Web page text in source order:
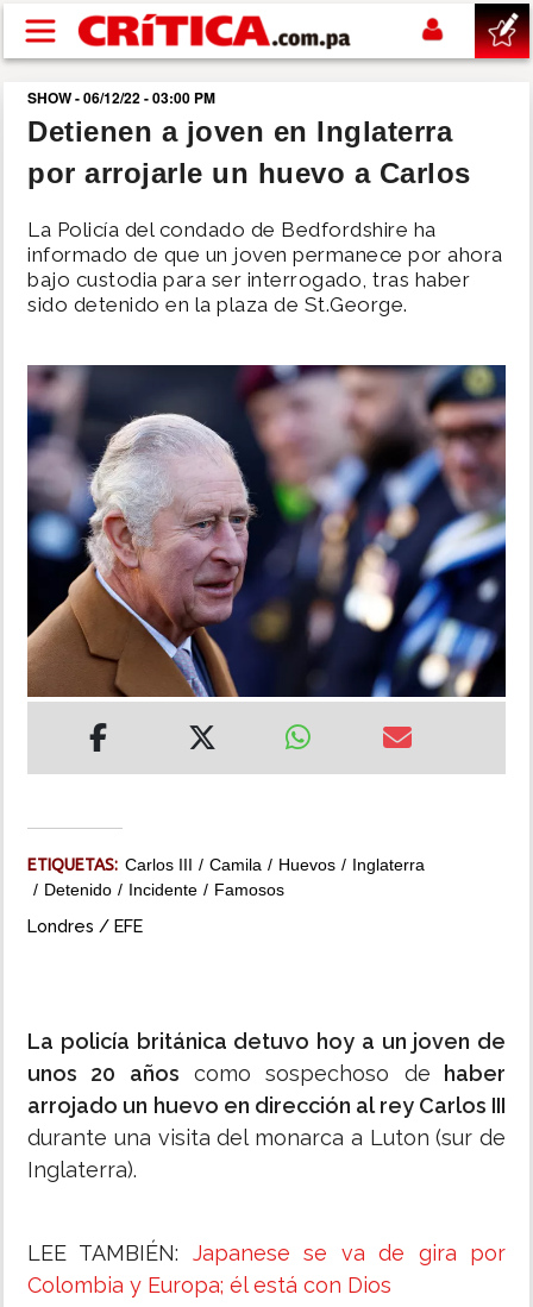
Pasar al contenido principal
buscar
SUCESOS
NACIONAL
POLÍTICA
SHOW
DEPORTES
MUNDO
INSÓLITAS
MULTIMEDIA
SHOW - 06/12/22 - 03:00 PM
Detienen a joven en Inglaterra
por arrojarle un huevo a Carlos
La Policía del condado de Bedfordshire ha
informado de que un joven permanece por ahora
bajo custodia para ser interrogado, tras haber
sido detenido en la plaza de St.George.
ETIQUETAS: Carlos III Camila Huevos
Inglaterra
Detenido
Incidente Famosos
Londres / EFE
La policía británica detuvo hoy a un joven de
unos 20 años como sospechoso de haber
arrojado un huevo en dirección al rey Carlos III
durante una visita del monarca a Luton (sur de
Inglaterra).
LEE TAMBIÉN: Japanese se va de gira por
Colombia y Europa; él está con Dios